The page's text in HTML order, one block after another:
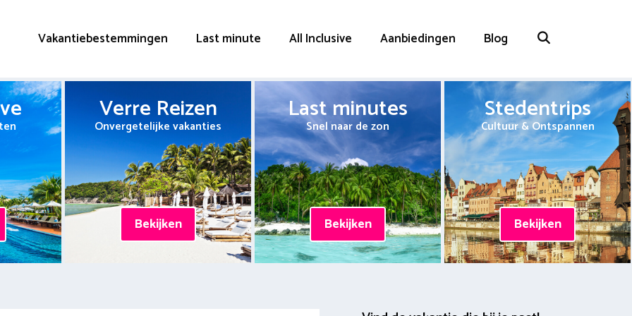
Vakantiebestemmingen Last minute All Inclusive Aanbiedingen Blog
Verre Reizen
Onvergetelijke vakanties
Bekijken
Last minutes
Snel naar de zon
Bekijken
Stedentrips
Cultuur & Ontspannen
Bekijken